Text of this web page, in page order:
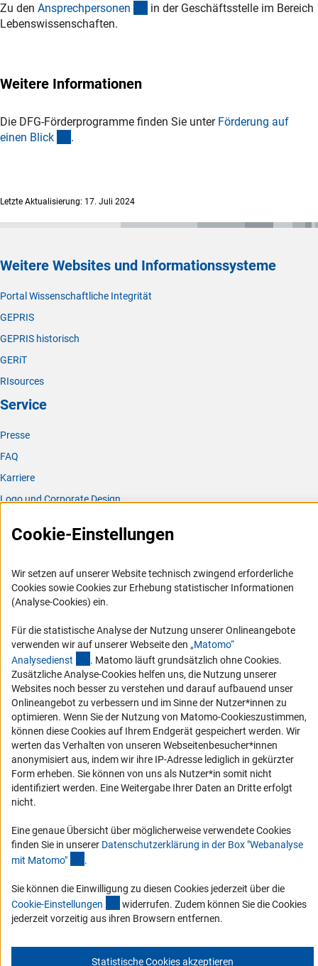
Zu den Ansprechpersonen (Anchor Link)
in der Geschäftsstelle im Bereich
Lebenswissenschaften.
Weitere Informationen
Die DFG-Förderprogramme finden Sie unter Förderung auf
einen Blick (interner Link)
.
Letzte Aktualisierung: 17. Juli 2024
Weitere Websites und Informationssysteme
Portal Wissenschaftliche Integrität
GEPRIS
GEPRIS historisch
GERiT
RIsources
Service
Presse
FAQ
Karriere
Logo und Corporate Design
Compliance
Barrierefreiheit
Erklärung zur Barrierefreiheit
Barriere melden
DFG-aktuell
Erhalten Sie Neuigkeiten aus der DFG direkt in Ihr Mailpostfach oder
schauen Sie sich die Ausgaben online an.
Zum Newsletter
Impressum Datenschutz Cookie-Einstellungen
Kontakt
Service
Cookie-Einstellungen
Wir setzen auf unserer Website technisch zwingend erforderliche
Cookies sowie Cookies zur Erhebung statistischer Informationen
(Analyse-Cookies) ein.
Für die statistische Analyse der Nutzung unserer Onlineangebote
verwenden wir auf unserer Webseite den „Matomo“
Analysedienst (externer Link)
. Matomo läuft grundsätzlich ohne Cookies.
Zusätzliche Analyse-Cookies helfen uns, die Nutzung unserer
Websites noch besser zu verstehen und darauf aufbauend unser
Onlineangebot zu verbessern und im Sinne der Nutzer*innen zu
optimieren. Wenn Sie der Nutzung von Matomo-Cookieszustimmen,
können diese Cookies auf Ihrem Endgerät gespeichert werden. Wir
werten das Verhalten von unseren Webseitenbesucher*innen
anonymisiert aus, indem wir ihre IP-Adresse lediglich in gekürzter
Form erheben. Sie können von uns als Nutzer*in somit nicht
identifiziert werden. Eine Weitergabe Ihrer Daten an Dritte erfolgt
nicht.
Eine genaue Übersicht über möglicherweise verwendete Cookies
finden Sie in unserer Datenschutzerklärung in der Box "Webanalyse
mit Matomo" .
Sie können die Einwilligung zu diesen Cookies jederzeit über die
Cookie-Einstellungen (interner Link)
widerrufen. Zudem können Sie die Cookies
jederzeit vorzeitig aus ihren Browsern entfernen.
Statistische Cookies akzeptieren